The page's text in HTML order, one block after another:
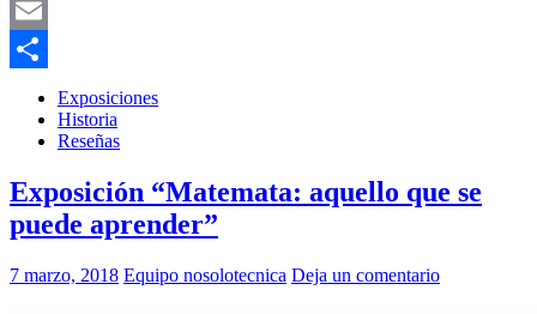
Bluesky
Email
Compartir
Exposiciones
Historia
Reseñas
Exposición “Matemata: aquello que se
puede aprender”
7 marzo, 2018 Equipo nosolotecnica Deja un comentario